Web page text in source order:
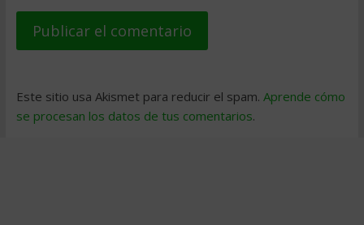
Este sitio usa Akismet para reducir el spam. Aprende cómo
se procesan los datos de tus comentarios.